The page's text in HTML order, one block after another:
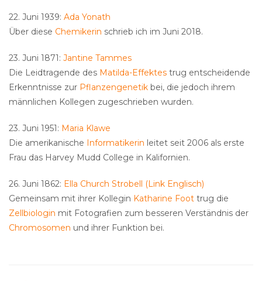
22. Juni 1939: Ada Yonath
Über diese Chemikerin schrieb ich im Juni 2018.
23. Juni 1871: Jantine Tammes
Die Leidtragende des Matilda-Effektes trug entscheidende
Erkenntnisse zur Pflanzengenetik bei, die jedoch ihrem
männlichen Kollegen zugeschrieben wurden.
23. Juni 1951: Maria Klawe
Die amerikanische Informatikerin leitet seit 2006 als erste
Frau das Harvey Mudd College in Kalifornien.
26. Juni 1862: Ella Church Strobell (Link Englisch)
Gemeinsam mit ihrer Kollegin Katharine Foot trug die
Zellbiologin mit Fotografien zum besseren Verständnis der
Chromosomen und ihrer Funktion bei.